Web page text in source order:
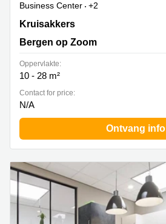
Business Center
+2
Kruisakkers 2, Bergen op Zoom
Kruisakkers
Bergen op Zoom
Oppervlakte:
10 - 28 m²
Contact for price:
N/A
Ontvang info